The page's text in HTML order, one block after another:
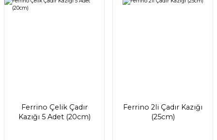
Ferrino Çelik Çadır
Kazığı 5 Adet (20cm)
Ferrino 2li Çadır Kazığı
(25cm)